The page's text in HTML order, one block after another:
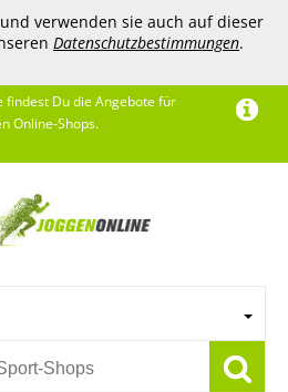
verwenden sie auch auf dieser
Datenschutzbestimmungen.
findest Du die Angebote für
Online-Shops.